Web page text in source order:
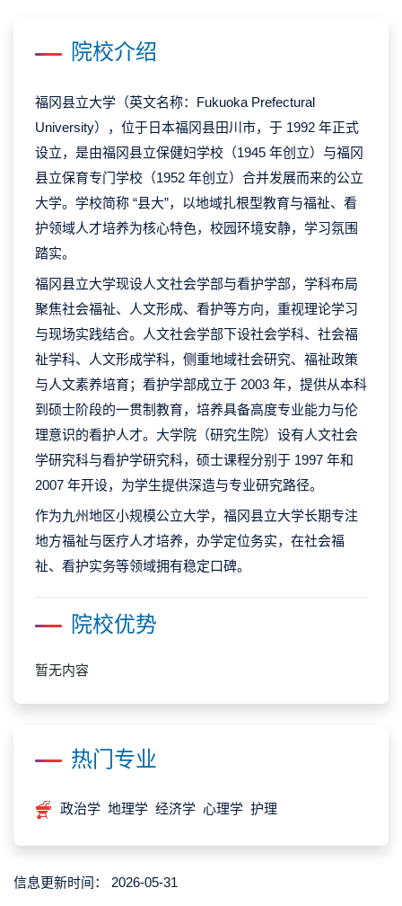
院校介绍
福冈县立大学（英文名称：Fukuoka Prefectural
University），位于日本福冈县田川市，于 1992 年正式
设立，是由福冈县立保健妇学校（1945 年创立）与福冈
县立保育专门学校（1952 年创立）合并发展而来的公立
大学。学校简称 “县大”，以地域扎根型教育与福祉、看
护领域人才培养为核心特色，校园环境安静，学习氛围
踏实。
福冈县立大学现设人文社会学部与看护学部，学科布局
聚焦社会福祉、人文形成、看护等方向，重视理论学习
与现场实践结合。人文社会学部下设社会学科、社会福
祉学科、人文形成学科，侧重地域社会研究、福祉政策
与人文素养培育；看护学部成立于 2003 年，提供从本科
到硕士阶段的一贯制教育，培养具备高度专业能力与伦
理意识的看护人才。大学院（研究生院）设有人文社会
学研究科与看护学研究科，硕士课程分别于 1997 年和
2007 年开设，为学生提供深造与专业研究路径。
作为九州地区小规模公立大学，福冈县立大学长期专注
地方福祉与医疗人才培养，办学定位务实，在社会福
祉、看护实务等领域拥有稳定口碑。
院校优势
暂无内容
热门专业
政治学 地理学 经济学 心理学 护理
信息更新时间： 2026-05-31